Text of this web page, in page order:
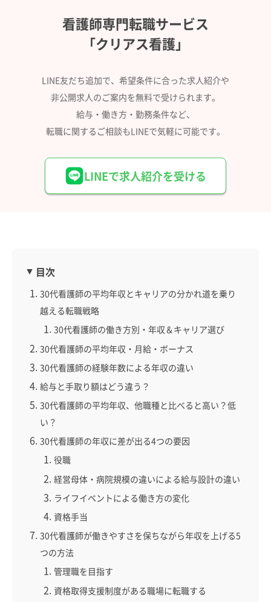
看護師専門転職サービス
「クリアス看護」
LINE友だち追加で、希望条件に合った求人紹介や
非公開求人のご案内を無料で受けられます。
給与・働き方・勤務条件など、
転職に関するご相談もLINEで気軽に可能です。
LINEで求人紹介を受ける
目次
30代看護師の平均年収とキャリアの分かれ道を乗り
越える転職戦略
30代看護師の働き方別・年収＆キャリア選び
30代看護師の平均年収・月給・ボーナス
30代看護師の経験年数による年収の違い
給与と手取り額はどう違う？
30代看護師の平均年収、他職種と比べると高い？低
い？
30代看護師の年収に差が出る4つの要因
役職
経営母体・病院規模の違いによる給与設計の違い
ライフイベントによる働き方の変化
資格手当
30代看護師が働きやすさを保ちながら年収を上げる5
つの方法
管理職を目指す
資格取得支援制度がある職場に転職する